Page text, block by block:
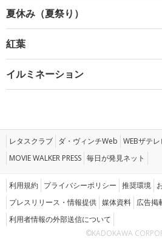
夏休み（夏祭り）
紅葉
イルミネーション
レタスクラブ ダ・ヴィンチWeb WEBザテ
MOVIE WALKER PRESS 毎日が発見ネット
利用規約 プライバシーポリシー 推奨環境
プレスリリース・情報提供 媒体資料 広告掲
利用者情報の外部送信について
©KADOKAWA